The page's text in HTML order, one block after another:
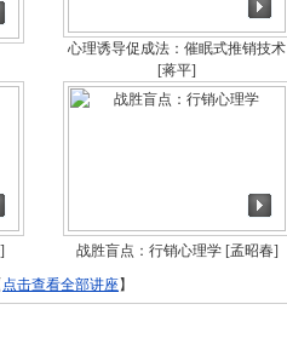
心理诱导促成法：催眠式推销技术
[蒋平]
战胜盲点：行销心理学[孟昭春]
点击查看全部讲座】